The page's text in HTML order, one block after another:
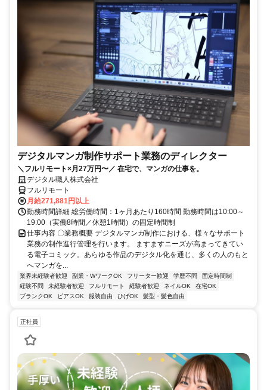
デジタルマンガ制作サポート業務のディレクター
＼フルリモート×月27万円〜／ 在宅で、マンガの仕事を。
デジタル職人株式会社
フルリモート
月給271,881円以上
勤務時間詳細 総労働時間：1ヶ月あたり160時間 勤務時間は10:00～
19:00（実働8時間／休憩1時間）の固定時間制
仕事内容 〇業務概要 デジタルマンガ制作における、様々なサポート
業務の制作進行管理を行います。 ますますニーズが高まってきてい
る電子コミック。あらゆる作品のデジタル化を通じ、多くの人のもと
へマンガを...
業界未経験者歓迎 副業・WワークOK フリーター歓迎 学歴不問
固定時間制
経験不問
未経験者歓迎 フルリモート 経験者歓迎 ネイルOK
在宅OK
ブランクOK
ピアスOK 服装自由 ひげOK 髪型・髪色自由
正社員